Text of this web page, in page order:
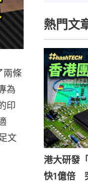
兩條
為
印
文
熱門文
港大研發
快1億倍